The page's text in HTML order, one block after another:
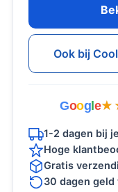
Ook bij
Goog e
1-2 dagen bij
Hoge
Gratis
30 dagen